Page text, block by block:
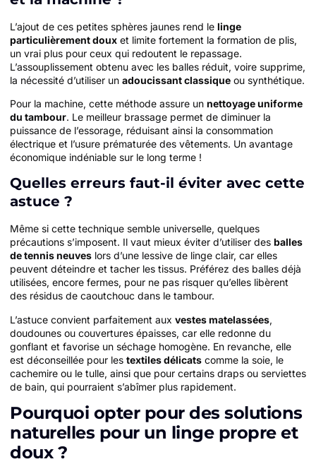
L’ajout de ces petites sphères jaunes rend le linge
particulièrement doux et limite fortement la formation de plis,
un vrai plus pour ceux qui redoutent le repassage.
L’assouplissement obtenu avec les balles réduit, voire supprime,
la nécessité d’utiliser un adoucissant classique ou synthétique.
Pour la machine, cette méthode assure un nettoyage uniforme
du tambour. Le meilleur brassage permet de diminuer la
puissance de l’essorage, réduisant ainsi la consommation
électrique et l’usure prématurée des vêtements. Un avantage
économique indéniable sur le long terme !
Quelles erreurs faut-il éviter avec cette
astuce ?
Même si cette technique semble universelle, quelques
précautions s’imposent. Il vaut mieux éviter d’utiliser des balles
de tennis neuves lors d’une lessive de linge clair, car elles
peuvent déteindre et tacher les tissus. Préférez des balles déjà
utilisées, encore fermes, pour ne pas risquer qu’elles libèrent
des résidus de caoutchouc dans le tambour.
L’astuce convient parfaitement aux vestes matelassées,
doudounes ou couvertures épaisses, car elle redonne du
gonflant et favorise un séchage homogène. En revanche, elle
est déconseillée pour les textiles délicats comme la soie, le
cachemire ou le tulle, ainsi que pour certains draps ou serviettes
de bain, qui pourraient s’abîmer plus rapidement.
Pourquoi opter pour des solutions
naturelles pour un linge propre et
doux ?